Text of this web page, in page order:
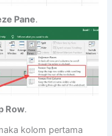
Pane.
Row.
kolom pertama